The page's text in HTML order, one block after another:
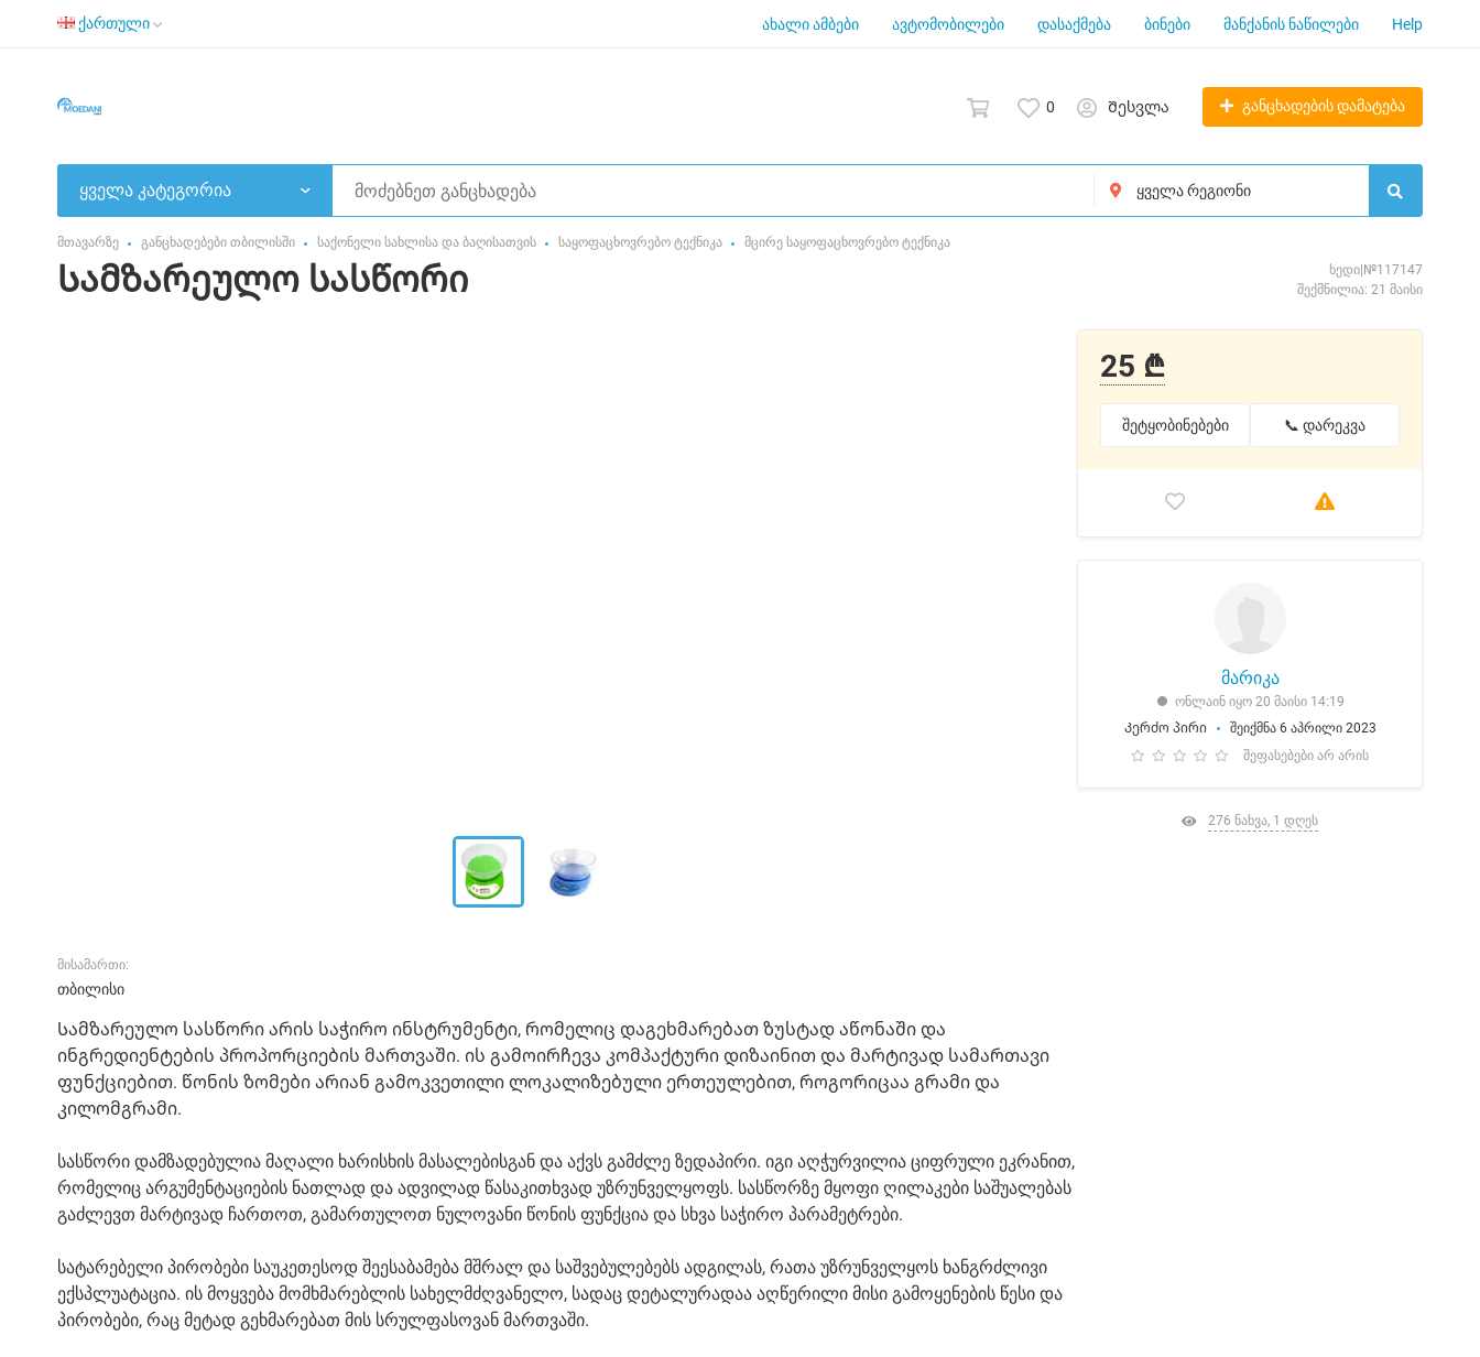
ქართული ახალი ამბები ავტომობილები დასაქმება ბინები მანქანის ნაწილები Help
0 Შესვლა განცხადების დამატება
ყველა კატეგორია
მთავარზე განცხადებები თბილისში საქონელი სახლისა და ბაღისათვის საყოფაცხოვრებო ტექნიკა მცირე საყოფაცხოვრებო ტექნიკა
Სამზარეულო სასწორი
ხედი|№117147
შექმნილია: 21 მაისი
მისამართი:
თბილისი
Სამზარეულო სასწორი არის საჭირო ინსტრუმენტი, რომელიც დაგეხმარებათ ზუსტად აწონაში და
ინგრედიენტების პროპორციების მართვაში. ის გამოირჩევა კომპაქტური დიზაინით და მარტივად სამართავი
ფუნქციებით. წონის ზომები არიან გამოკვეთილი ლოკალიზებული ერთეულებით, როგორიცაა გრამი და
კილომგრამი.
სასწორი დამზადებულია მაღალი ხარისხის მასალებისგან და აქვს გამძლე ზედაპირი. იგი აღჭურვილია ციფრული ეკრანით,
რომელიც არგუმენტაციების ნათლად და ადვილად წასაკითხვად უზრუნველყოფს. სასწორზე მყოფი ღილაკები საშუალებას
გაძლევთ მარტივად ჩართოთ, გამართულოთ ნულოვანი წონის ფუნქცია და სხვა საჭირო პარამეტრები.
სატარებელი პირობები საუკეთესოდ შეესაბამება მშრალ და საშვებულებებს ადგილას, რათა უზრუნველყოს ხანგრძლივი
ექსპლუატაცია. ის მოყვება მომხმარებლის სახელმძღვანელო, სადაც დეტალურადაა აღწერილი მისი გამოყენების წესი და
პირობები, რაც მეტად გეხმარებათ მის სრულფასოვან მართვაში.
25 ₾
შეტყობინებები 📞 დარეკვა
მარიკა
ონლაინ იყო 20 მაისი 14:19
Კერძო პირი
შეიქმნა 6 აპრილი 2023
შეფასებები არ არის
276 ნახვა, 1 დღეს